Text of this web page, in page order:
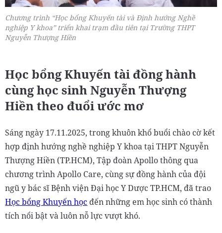
Chương trình “Học bổng Khuyến tài và Định hướng Nghề
nghiệp Y khoa” triển khai trạm đầu tiên tại Trường THPT
Nguyễn Thượng Hiền
Học bổng Khuyến tài đồng hành
cùng học sinh Nguyễn Thượng
Hiền theo đuổi ước mơ
Sáng ngày 17.11.2025, trong khuôn khổ buổi chào cờ kết
hợp định hướng nghề nghiệp Y khoa tại THPT Nguyễn
Thượng Hiền (TP.HCM), Tập đoàn Apollo thông qua
chương trình Apollo Care, cùng sự đồng hành của đội
ngũ y bác sĩ Bệnh viện Đại học Y Dược TP.HCM, đã trao
Học bổng Khuyến học đến những em học sinh có thành
tích nổi bật và luôn nỗ lực vượt khó.